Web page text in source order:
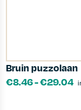
Bruin puzzolaan
€8.46-€29.04